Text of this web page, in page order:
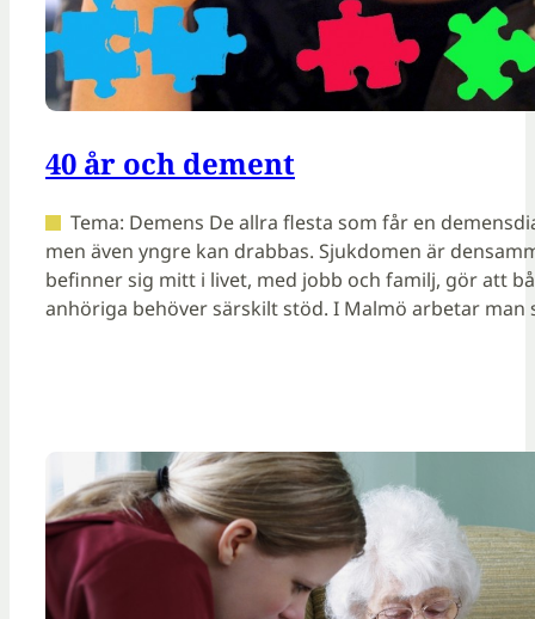
40 år och dement
Tema: Demens De allra flesta som får en
men även yngre kan drabbas. Sjukdomen är
befinner sig mitt i livet, med jobb och familj, gör att
anhöriga behöver särskilt stöd. I Malmö arbetar man